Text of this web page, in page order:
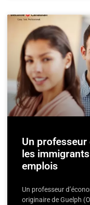
Un
les
emplois
Un professeur
originaire de Guelph